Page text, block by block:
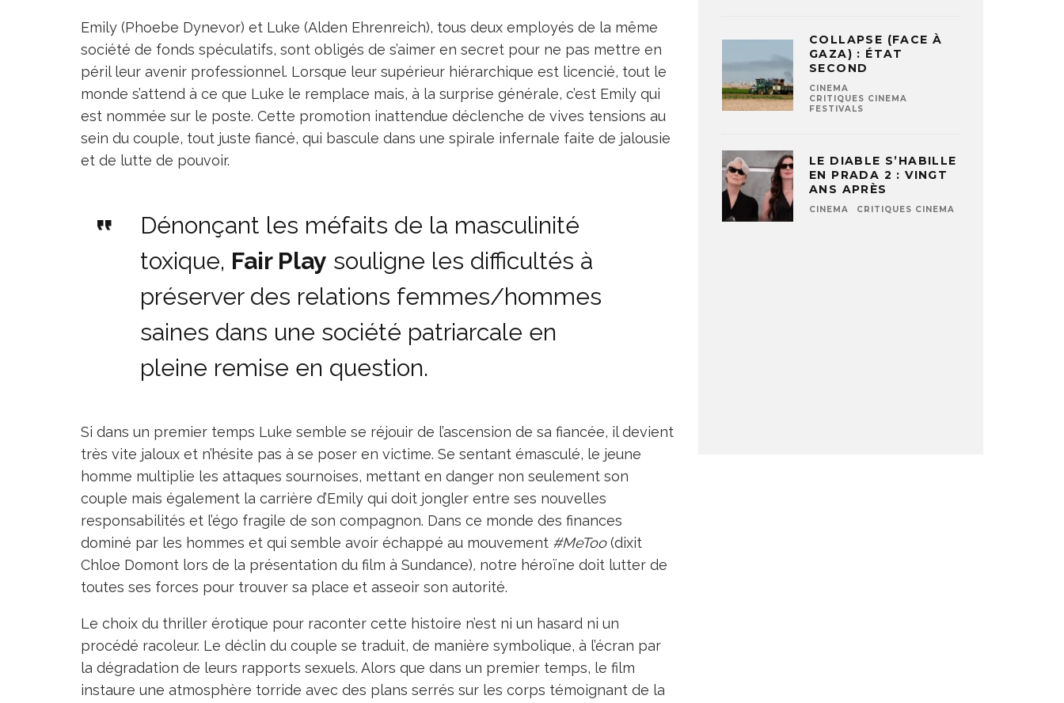
Emily (Phoebe Dynevor) et Luke (Alden Ehrenreich), tous deux employés de la même
société de fonds spéculatifs, sont obligés de s’aimer en secret pour ne pas mettre en
péril leur avenir professionnel. Lorsque leur supérieur hiérarchique est licencié, tout le
monde s’attend à ce que Luke le remplace mais, à la surprise générale, c’est Emily qui
est nommée sur le poste. Cette promotion inattendue déclenche de vives tensions au
sein du couple, tout juste fiancé, qui bascule dans une spirale infernale faite de jalousie
et de lutte de pouvoir.
Dénonçant les méfaits de la masculinité
toxique, Fair Play souligne les difficultés à
préserver des relations femmes/hommes
saines dans une société patriarcale en
pleine remise en question.
Si dans un premier temps Luke semble se réjouir de l’ascension de sa fiancée, il devient
très vite jaloux et n’hésite pas à se poser en victime. Se sentant émasculé, le jeune
homme multiplie les attaques sournoises, mettant en danger non seulement son
couple mais également la carrière d’Emily qui doit jongler entre ses nouvelles
responsabilités et l’égo fragile de son compagnon. Dans ce monde des finances
dominé par les hommes et qui semble avoir échappé au mouvement #MeToo(dixit
Chloe Domont lors de la présentation du film à Sundance), notre héroïne doit lutter de
toutes ses forces pour trouver sa place et asseoir son autorité.
Le choix du thriller érotique pour raconter cette histoire n’est ni un hasard ni un
procédé racoleur. Le déclin du couple se traduit, de manière symbolique, à l’écran par
la dégradation de leurs rapports sexuels. Alors que dans un premier temps, le film
instaure une atmosphère torride avec des plans serrés sur les corps témoignant de la
COLLAPSE (FACE À
GAZA) : ÉTAT
SECOND
CINEMA
CRITIQUES CINEMA
FESTIVALS
LE DIABLE S’HABILLE
EN PRADA 2 : VINGT
ANS APRÈS
CINEMA CRITIQUES CINEMA